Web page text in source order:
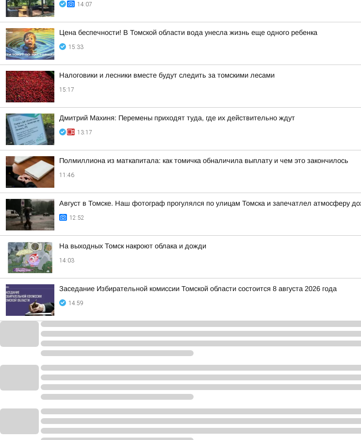
14:07
Цена беспечности! В Томской области вода унесла жизнь еще одного ребенка
15:33
Налоговики и лесники вместе будут следить за томскими лесами
15:17
Дмитрий Махиня: Перемены приходят туда, где их действительно ждут
13:17
Полмиллиона из маткапитала: как томичка обналичила выплату и чем это закончилось
11:46
Август в Томске. Наш фотограф прогулялся по улицам Томска и запечатлел атмосферу
12:52
На выходных Томск накроют облака и дожди
14:03
Заседание Избирательной комиссии Томской области состоится 8 августа 2026 года
14:59